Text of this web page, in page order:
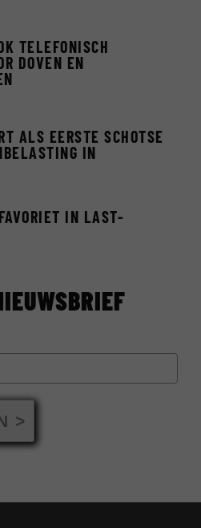
TELEFONISCH
DOVEN EN
ALS EERSTE SCHOTSE
IN
IN LAST-
>